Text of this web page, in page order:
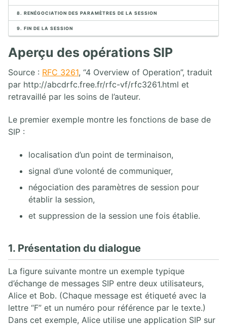
2. CAPTURE ET ANALYSE DE PAQUETS AVEC WIRESHARK
2. Analyse de paquets
4. Introduction à Wireshark
5. Menus de Wireshark
6. Capture de paquets
8. Statistiques Wireshark
9. Analyse VoIP Wireshark
3. PROTOCOLE SIP
1. Architecture SIP
2. Aperçu des opérations SIP
3. INVITE SIP UAC/UAS
4. Réponses SIP
6. Enregistrement REGISTER
8. Back-to-Back User Agent
9. Flux SIP Trapéziodal
10. Extensions SIP
11. Sécurité SIP
12. RFCs SIP
13. Annexes
8. RENÉGOCIATION DES PARAMÈTRES DE LA SESSION
9. FIN DE LA SESSION
Aperçu des opérations SIP
Source : RFC 3261, “4 Overview of Operation”, traduit
par http://abcdrfc.free.fr/rfc-vf/rfc3261.html et
retravaillé par les soins de l’auteur.
Le premier exemple montre les fonctions de base de
SIP :
localisation d’un point de terminaison,
signal d’une volonté de communiquer,
négociation des paramètres de session pour
établir la session,
et suppression de la session une fois établie.
1. Présentation du dialogue
La figure suivante montre un exemple typique
d’échange de messages SIP entre deux utilisateurs,
Alice et Bob. (Chaque message est étiqueté avec la
lettre “F” et un numéro pour référence par le texte.)
Dans cet exemple, Alice utilise une application SIP sur